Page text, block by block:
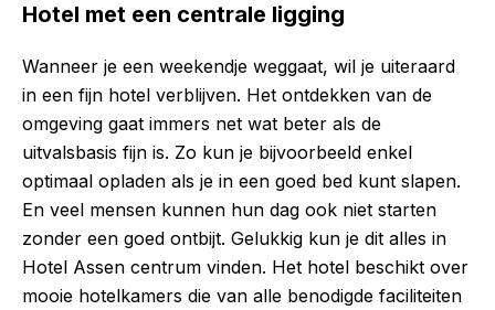
Hotel met een centrale ligging
Wanneer je een weekendje weggaat, wil je uiteraard
in een fijn hotel verblijven. Het ontdekken van de
omgeving gaat immers net wat beter als de
uitvalsbasis fijn is. Zo kun je bijvoorbeeld enkel
optimaal opladen als je in een goed bed kunt slapen.
En veel mensen kunnen hun dag ook niet starten
zonder een goed ontbijt. Gelukkig kun je dit alles in
Hotel Assen centrum vinden. Het hotel beschikt over
mooie hotelkamers die van alle benodigde faciliteiten